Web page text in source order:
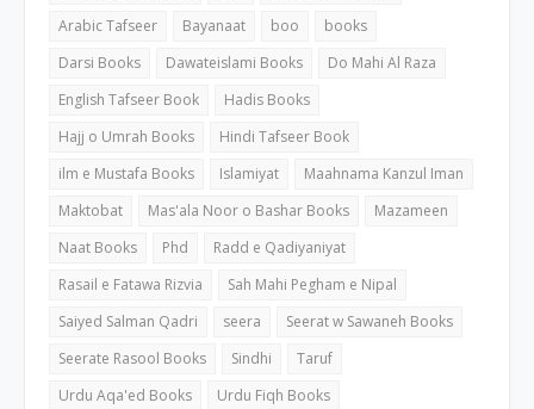
Arabic Tafseer
Bayanaat boo
books
Darsi Books
Dawateislami Books
Do Mahi Al Raza
English Tafseer Book
Hadis Books
Hajj o Umrah Books
Hindi Tafseer Book
ilm e Mustafa Books
Islamiyat
Maahnama Kanzul Iman
Maktobat
Mas'ala Noor o Bashar Books
Mazameen
Naat Books
Phd
Radd e Qadiyaniyat
Rasail e Fatawa Rizvia
Sah Mahi Pegham e Nipal
Saiyed Salman Qadri
seera
Seerat w Sawaneh Books
Seerate Rasool Books
Sindhi
Taruf
Urdu Aqa'ed Books
Urdu Fiqh Books